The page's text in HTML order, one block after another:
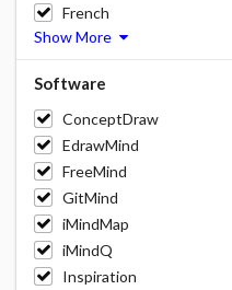
French
Show More
Software
ConceptDraw
EdrawMind
FreeMind
GitMind
iMindMap
iMindQ
Inspiration